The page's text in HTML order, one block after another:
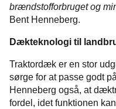
brændstofforbruget og
Bent Henneberg.
Dækteknologi til
Traktordæk er en stor
sørge for at passe godt
Henneberg også, at
fordel, idet funktionen